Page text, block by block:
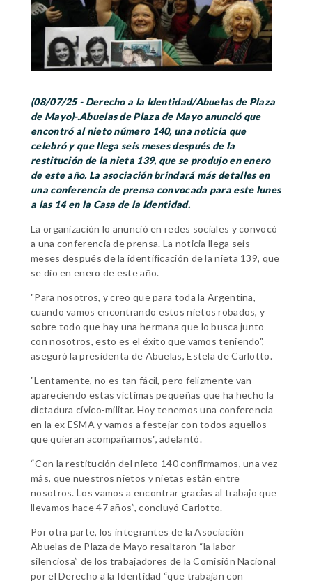
(08/07/25 - Derecho a la Identidad/Abuelas de Plaza
de Mayo)-.Abuelas de Plaza de Mayo anunció que
encontró al nieto número 140, una noticia que
celebró y que llega seis meses después de la
restitución de la nieta 139, que se produjo en enero
de este año. La asociación brindará más detalles en
una conferencia de prensa convocada para este lunes
a las 14 en la Casa de la Identidad.
La organización lo anunció en redes sociales y convocó
a una conferencia de prensa. La noticia llega seis
meses después de la identificación de la nieta 139, que
se dio en enero de este año.
"Para nosotros, y creo que para toda la Argentina,
cuando vamos encontrando estos nietos robados, y
sobre todo que hay una hermana que lo busca junto
con nosotros, esto es el éxito que vamos teniendo",
aseguró la presidenta de Abuelas, Estela de Carlotto.
"Lentamente, no es tan fácil, pero felizmente van
apareciendo estas víctimas pequeñas que ha hecho la
dictadura cívico-militar. Hoy tenemos una conferencia
en la ex ESMA y vamos a festejar con todos aquellos
que quieran acompañarnos", adelantó.
“Con la restitución del nieto 140 confirmamos, una vez
más, que nuestros nietos y nietas están entre
nosotros. Los vamos a encontrar gracias al trabajo que
llevamos hace 47 años”, concluyó Carlotto.
Por otra parte, los integrantes de la Asociación
Abuelas de Plaza de Mayo resaltaron “la labor
silenciosa” de los trabajadores de la Comisión Nacional
por el Derecho a la Identidad “que trabajan con